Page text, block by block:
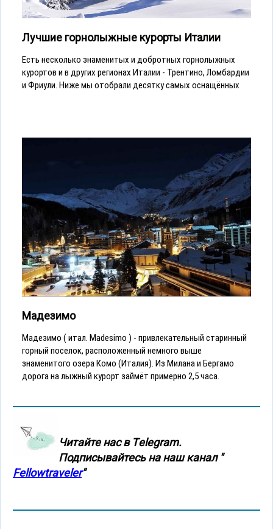
Лучшие горнолыжные курорты Италии
Есть несколько знаменитых и добротных горнолыжных
курортов и в других регионах Италии - Трентино, Ломбардии
и Фриули. Ниже мы отобрали десятку самых оснащённых
Мадезимо
Мадезимо ( итал. Madesimo ) - привлекательный старинный
горный поселок, расположенный немного выше
знаменитого озера Комо (Италия). Из Милана и Бергамо
дорога на лыжный курорт займёт примерно 2,5 часа.
Читайте нас в Тelegram.
Подписывайтесь на наш канал "
Fellowtraveler"